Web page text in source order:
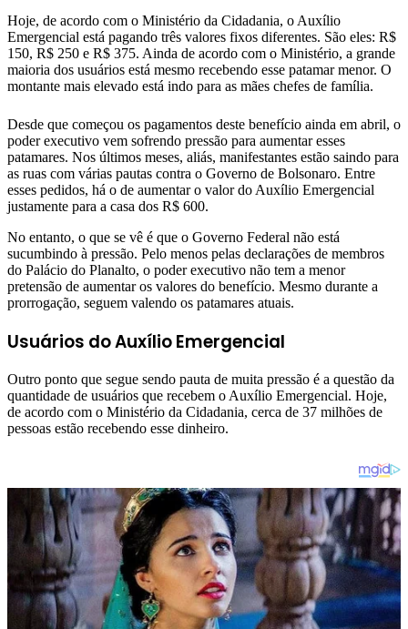
Hoje, de acordo com o Ministério da Cidadania, o Auxílio
Emergencial está pagando três valores fixos diferentes. São eles: R$
150, R$ 250 e R$ 375. Ainda de acordo com o Ministério, a grande
maioria dos usuários está mesmo recebendo esse patamar menor. O
montante mais elevado está indo para as mães chefes de família.
Desde que começou os pagamentos deste benefício ainda em abril, o
poder executivo vem sofrendo pressão para aumentar esses
patamares. Nos últimos meses, aliás, manifestantes estão saindo para
as ruas com várias pautas contra o Governo de Bolsonaro. Entre
esses pedidos, há o de aumentar o valor do Auxílio Emergencial
justamente para a casa dos R$ 600.
No entanto, o que se vê é que o Governo Federal não está
sucumbindo à pressão. Pelo menos pelas declarações de membros
do Palácio do Planalto, o poder executivo não tem a menor
pretensão de aumentar os valores do benefício. Mesmo durante a
prorrogação, seguem valendo os patamares atuais.
Usuários do Auxílio Emergencial
Outro ponto que segue sendo pauta de muita pressão é a questão da
quantidade de usuários que recebem o Auxílio Emergencial. Hoje,
de acordo com o Ministério da Cidadania, cerca de 37 milhões de
pessoas estão recebendo esse dinheiro.